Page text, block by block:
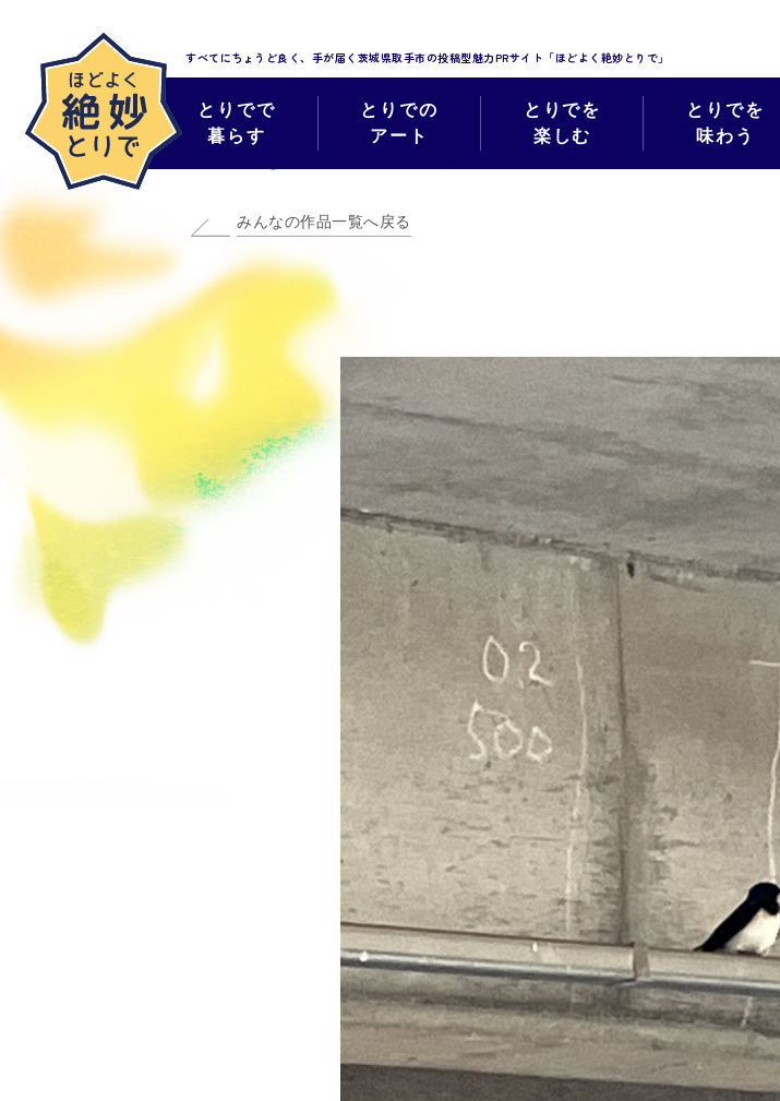
すべてにちょうど良く、手が届く 茨城県取手市の投稿型魅力PRサイト「ほどよく絶妙とりで」
とりでで
暮らす
とりでの
アート
とりでを
楽しむ
とりでを
味わう
みんなのほどよく絶妙フォト
みんなの作品一覧へ戻る